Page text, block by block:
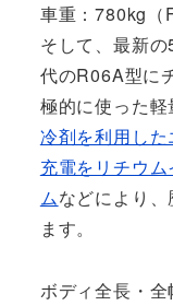
車重：780kg（
そして、最新
代のR06A型に
極的に使った
冷剤を利用した
充電をリチウ
ムなどにより
ます。
ボディ全長・